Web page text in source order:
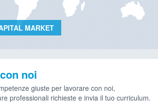
MARKET
noi
giuste per lavorare con noi,
professionali richieste e invia il tuo curriculum.